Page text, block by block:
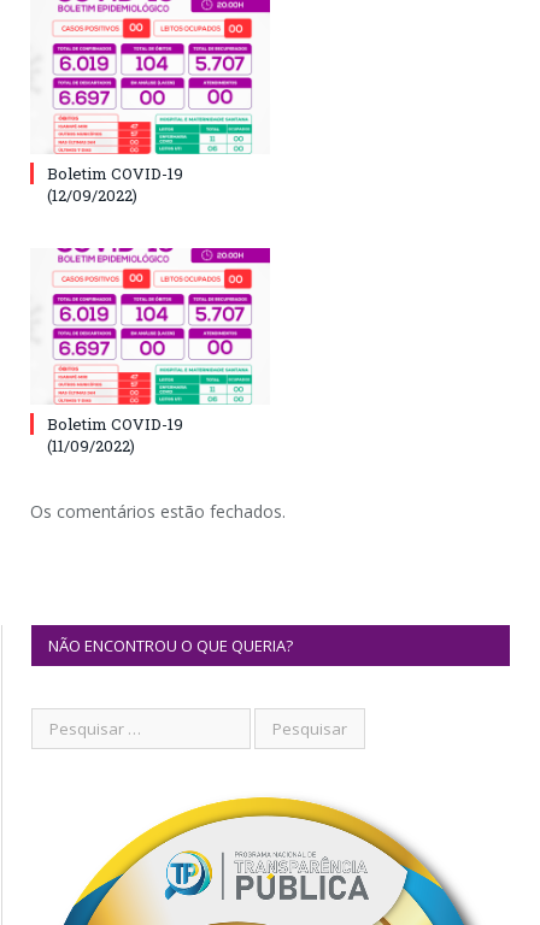
Boletim COVID-19
(12/09/2022)
Boletim COVID-19
(11/09/2022)
Os comentários estão fechados.
NÃO ENCONTROU O QUE QUERIA?